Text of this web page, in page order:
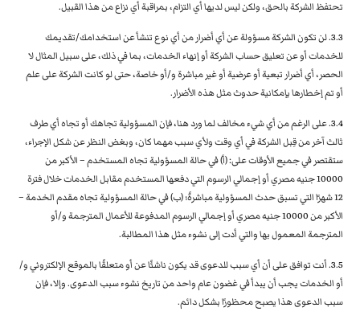
تحتفظ الشركة بالحق، ولكن ليس لديها أي التزام، بمراقبة أي نزاع من هذا القبيل.
3.3. لن تكون الشركة مسؤولة عن أي أضرار من أي نوع تنشأ عن استخدامك/تقديمك
للخدمات أو عن تعليق حساب الشركة أو إنهاء الخدمات، بما في ذلك، على سبيل المثال لا
الحصر، أي أضرار تبعية أو عرضية أو غير مباشرة و/أو خاصة، حتى لو كانت الشركة على علم
أو تم إخطارها بإمكانية حدوث مثل هذه الأضرار.
3.4. على الرغم من أي شيء مخالف لما ورد هنا، فإن المسؤولية تجاهك أو تجاه أي طرف
ثالث آخر من قِبل الشركة في أي وقت ولأي سبب مهما كان، وبغض النظر عن شكل الإجراء،
ستقتصر في جميع الأوقات على: (أ) في حالة المسؤولية تجاه المستخدم – الأكبر من
10000 جنيه مصري أو إجمالي الرسوم التي دفعها المستخدم مقابل الخدمات خلال فترة
12 شهرًا التي تسبق حدث المسؤولية مباشرةً؛ (ب) في حالة المسؤولية تجاه مقدم الخدمة –
الأكبر من 10000 جنيه مصري أو إجمالي الرسوم المدفوعة للأعمال المترجمة و/أو
المترجمة المعمول بها والتي أدت إلى نشوء مثل هذا المطالبة.
3.5. أنت توافق على أن أي سبب للدعوى قد يكون ناشئًا عن أو متعلقًا بالموقع الإلكتروني و/
أو الخدمات يجب أن يبدأ في غضون عام واحد من تاريخ نشوء سبب الدعوى. وإلا، فإن
سبب الدعوى هذا يصبح محظورًا بشكل دائم.